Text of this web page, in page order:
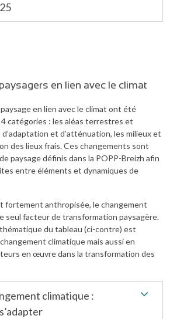
en lien avec le climat
en lien avec le climat ont été
catégories : les aléas terrestres et
et d’atténuation, les milieux et
des lieux frais. Ces changements sont
paysage définis dans la POPP-Breizh afin
entre éléments et dynamiques de
fortement anthropisée, le changement
seul facteur de transformation paysagère.
du tableau (ci-contre) est
climatique mais aussi en
en œuvre dans la transformation des
climatique :